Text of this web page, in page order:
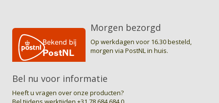
Morgen bezorgd
Op werkdagen voor 16.30 besteld,
morgen via PostNL in huis.
Bel nu voor informatie
Heeft u vragen over onze producten?